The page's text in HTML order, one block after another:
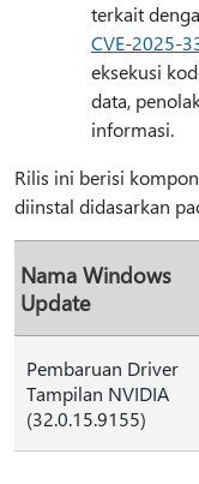
terkait
CVE-2025-
eksekusi
data,
informasi.
Rilis ini berisi
diinstal didasarkan
Nama Windows
Update
Pembaruan Driver
Tampilan NVIDIA
(32.0.15.9155)